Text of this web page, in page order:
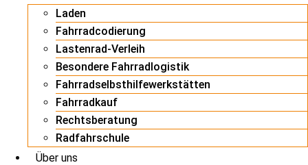
Laden
Fahrradcodierung
Lastenrad-Verleih
Besondere Fahrradlogistik
Fahrradselbsthilfewerkstätten
Fahrradkauf
Rechtsberatung
Radfahrschule
Über uns